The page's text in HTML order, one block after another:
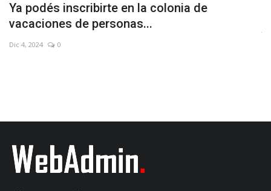
Ya podés inscribirte en la colonia de
vacaciones de personas...
Dic 4, 2024 0